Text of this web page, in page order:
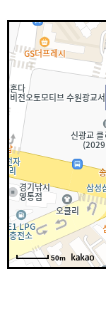
50m